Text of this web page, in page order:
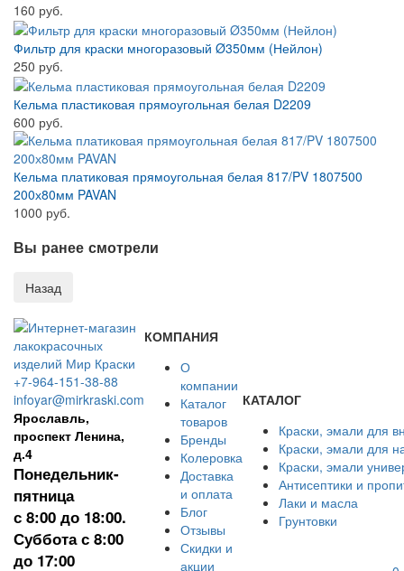
160 руб.
Фильтр для краски многоразовый Ø350мм (Нейлон)
250 руб.
Кельма пластиковая прямоугольная белая D2209
600 руб.
Кельма платиковая прямоугольная белая 817/PV 1807500
200х80мм PAVAN
1000 руб.
Вы ранее смотрели
+7-964-151-38-88
infoyar@mirkraski.com
Ярославль,
проспект Ленина,
д.4
Понедельник-
пятница
с 8:00 до 18:00.
Суббота с 8:00
до 17:00
КОМПАНИЯ
О
компании
Каталог
товаров
Бренды
Колеровка
Доставка
и оплата
Блог
Отзывы
Скидки и
акции
КАТАЛОГ
Краски, эмали для
Краски, эмали для
Краски, эмали
Антисептики и
Лаки и масла
Грунтовки